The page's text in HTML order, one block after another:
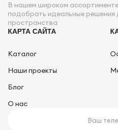
В нашем широком
подобрать идеальные решения
пространства
КАРТА САЙТА
Каталог
Наши проекты
Блог
О нас